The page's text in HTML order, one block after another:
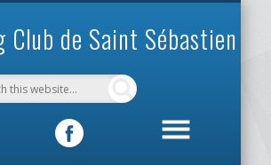
Club de Saint Sébastien